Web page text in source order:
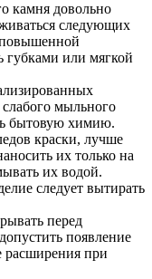
камня довольно
следующих
повышенной
губками или мягкой
мыльного
бытовую химию.
краски, лучше
их только на
их водой.
следует вытирать
перед
появление
расширения при